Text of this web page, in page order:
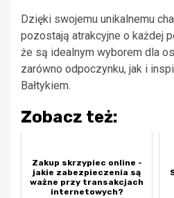
Dzięki swojemu unikalnemu
pozostają atrakcyjne o każdej
że są idealnym wyborem dla
zarówno odpoczynku, jak i
Bałtykiem.
Zobacz też:
Zakup skrzypiec online -
jakie zabezpieczenia są
ważne przy transakcjach
internetowych?